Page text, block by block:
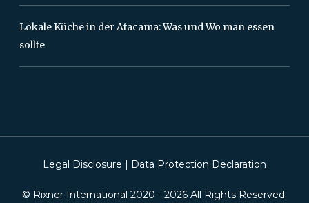
Lokale Küche in der Atacama: Was und Wo man essen
sollte
© Rixner International 2020 - 2026 All Rights Reserved.
Legal Disclosure | Data Protection Declaration